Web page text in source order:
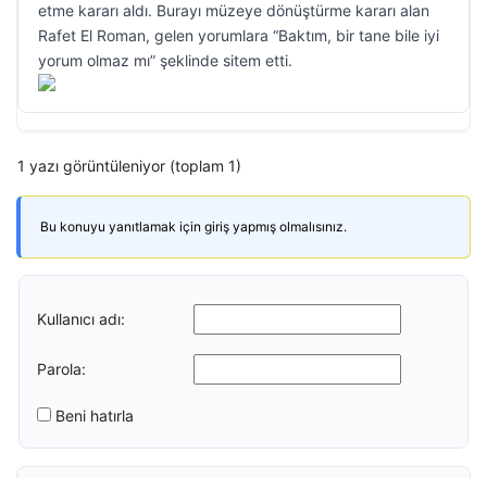
etme kararı aldı. Burayı müzeye dönüştürme kararı alan
Rafet El Roman, gelen yorumlara “Baktım, bir tane bile iyi
yorum olmaz mı” şeklinde sitem etti.
1 yazı görüntüleniyor (toplam 1)
Bu konuyu yanıtlamak için giriş yapmış olmalısınız.
Kullanıcı adı:
Parola:
Beni hatırla